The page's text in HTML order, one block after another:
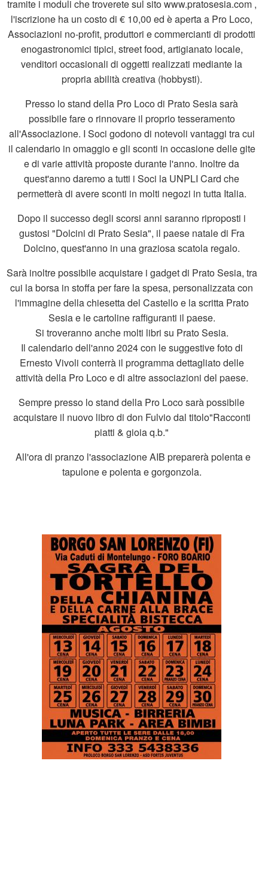
tramite i moduli che troverete sul sito www.pratosesia.com ,
l'iscrizione ha un costo di € 10,00 ed è aperta a Pro Loco,
Associazioni no-profit, produttori e commercianti di prodotti
enogastronomici tipici, street food, artigianato locale,
venditori occasionali di oggetti realizzati mediante la
propria abilità creativa (hobbysti).
Presso lo stand della Pro Loco di Prato Sesia sarà
possibile fare o rinnovare il proprio tesseramento
all'Associazione. I Soci godono di notevoli vantaggi tra cui
il calendario in omaggio e gli sconti in occasione delle gite
e di varie attività proposte durante l'anno. Inoltre da
quest'anno daremo a tutti i Soci la UNPLI Card che
permetterà di avere sconti in molti negozi in tutta Italia.
Dopo il successo degli scorsi anni saranno riproposti i
gustosi "Dolcini di Prato Sesia", il paese natale di Fra
Dolcino, quest'anno in una graziosa scatola regalo.
Sarà inoltre possibile acquistare i gadget di Prato Sesia, tra
cui la borsa in stoffa per fare la spesa, personalizzata con
l'immagine della chiesetta del Castello e la scritta Prato
Sesia e le cartoline raffiguranti il paese.
Si troveranno anche molti libri su Prato Sesia.
Il calendario dell'anno 2024 con le suggestive foto di
Ernesto Vivoli conterrà il programma dettagliato delle
attività della Pro Loco e di altre associazioni del paese.
Sempre presso lo stand della Pro Loco sarà possibile
acquistare il nuovo libro di don Fulvio dal titolo"Racconti
piatti & gioia q.b."
All'ora di pranzo l'associazione AIB preparerà polenta e
tapulone e polenta e gorgonzola.